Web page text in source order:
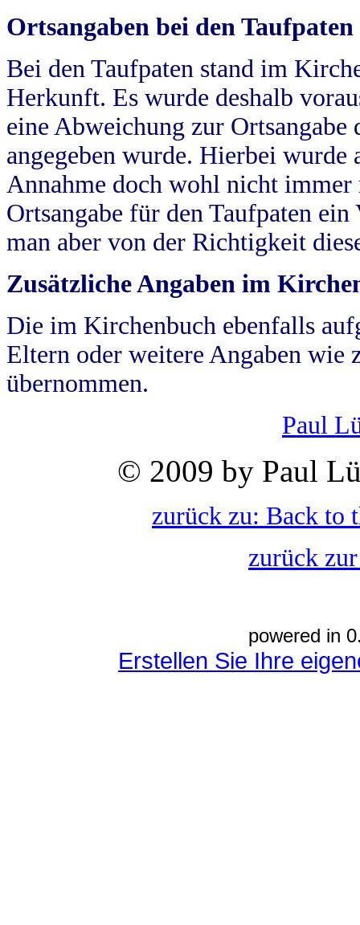
Ortsangaben bei den Taufpaten
Bei den Taufpaten stand im
Herkunft. Es wurde deshalb
eine Abweichung zur
angegeben wurde. Hierbei wurde
Annahme doch wohl nicht
Ortsangabe für den Taufpaten
man aber von der Richtigkeit
Zusätzliche Angaben im
Die im Kirchenbuch ebenfalls
Eltern oder weitere Angaben wie
übernommen.
Paul
© 2009 by Paul
zurück zu: Back to
zurück
powered in
Erstellen Sie Ihre